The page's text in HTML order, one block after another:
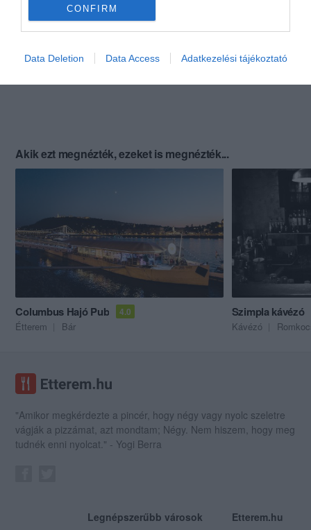
CONFIRM
Data Deletion Data Access Adatkezelési tájékoztató
Akik ezt megnézték, ezeket is megnézték...
Columbus Hajó Pub 4.0
Étterem Bár
Szimpla kávézó
Kávézó
"Amikor megkérdezte a pincér, hogy négy vagy nyolc szeletre
vágják a pizzámat, azt mondtam; Négy. Nem hiszem, hogy meg
tudnék enni nyolcat." - Yogi Berra
Legnépszerűbb városok Etterem.hu